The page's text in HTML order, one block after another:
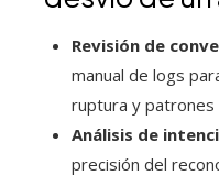
Revisión de
manual de logs
ruptura y patrones
Análisis de
precisión del